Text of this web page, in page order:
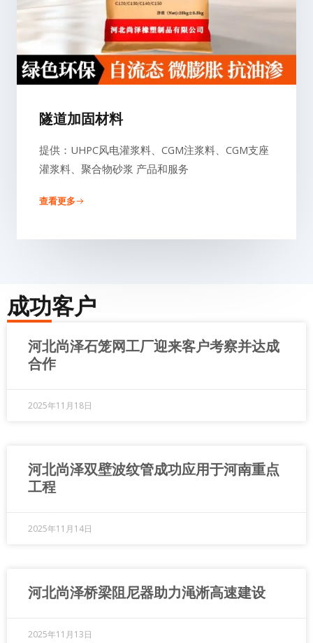
隧道加固材料
提供：UHPC风电灌浆料、CGM注浆料、CGM支座
灌浆料、聚合物砂浆 产品和服务
查看更多
成功客户
河北尚泽石笼网工厂迎来客户考察并达成
合作
2025年11月18日
河北尚泽双壁波纹管成功应用于河南重点
工程
2025年11月14日
河北尚泽桥梁阻尼器助力渑淅高速建设
2025年11月13日